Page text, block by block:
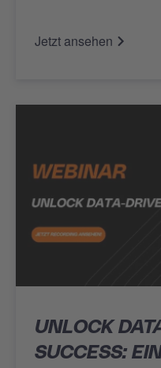
Jetzt ansehen
UNLOCK
SUCCESS: